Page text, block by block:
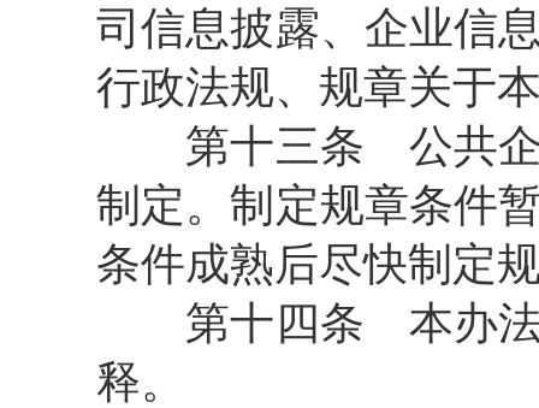
司信息披露、企业信
行政法规、规章关于
第十三条 公共企
制定。制定规章条件
条件成熟后尽快制定
第十四条 本办法
释。